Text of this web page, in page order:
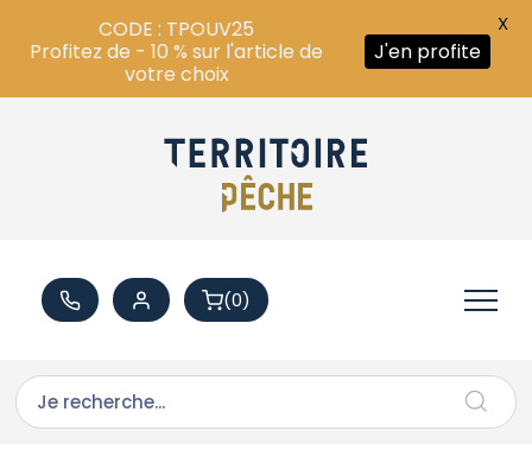
(0)
CODE : TPOUV25
Profitez de - 10 % sur l'article de
votre choix
J'en profite
X